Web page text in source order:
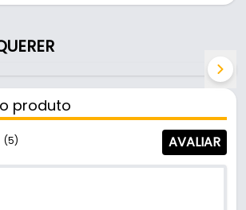
de 360°, é ideal para uso em
e bases industriais com
(resistente à corrosão)
produto
(5) AVALIAR